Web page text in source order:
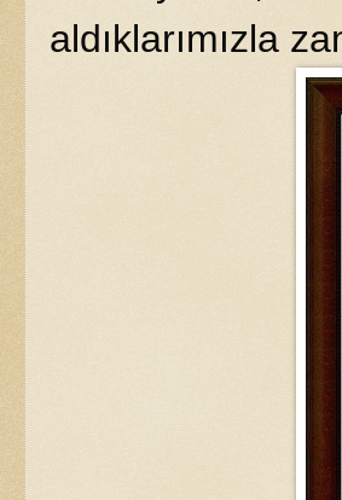
aldıklarımızla